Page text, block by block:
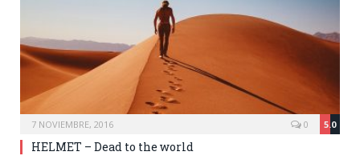
7 NOVIEMBRE, 2016 5.0
0
HELMET – Dead to the world